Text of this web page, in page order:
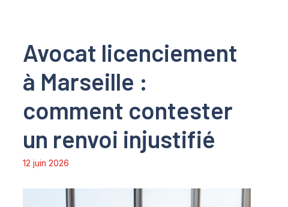
Avocat licenciement
à Marseille :
comment contester
un renvoi injustifié
12 juin 2026